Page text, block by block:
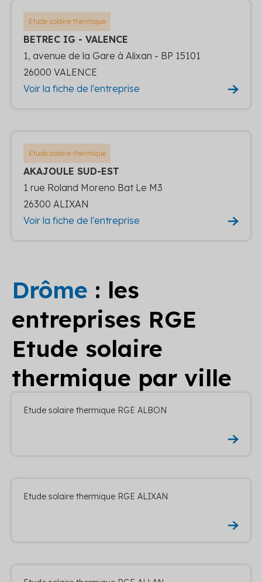
Etude solaire thermique
BETREC IG - VALENCE
1, avenue de la Gare à Alixan - BP 15101
26000 VALENCE
Voir la fiche de l'entreprise
Etude solaire thermique
AKAJOULE SUD-EST
1 rue Roland Moreno Bat Le M3
26300 ALIXAN
Voir la fiche de l'entreprise
Drôme : les
entreprises RGE
Etude solaire
thermique par ville
Etude solaire thermique RGE ALBON
Etude solaire thermique RGE ALIXAN